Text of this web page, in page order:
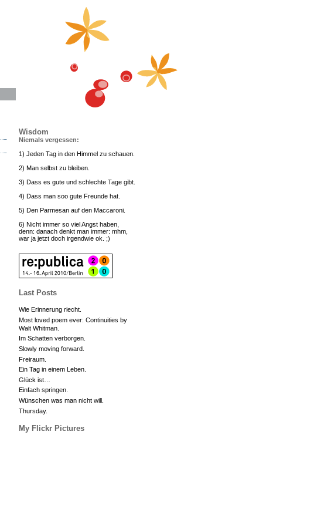
Wisdom
Niemals vergessen:
1) Jeden Tag in den Himmel zu schauen.
2) Man selbst zu bleiben.
3) Dass es gute und schlechte Tage gibt.
4) Dass man soo gute Freunde hat.
5) Den Parmesan auf den Maccaroni.
6) Nicht immer so viel Angst haben,
denn: danach denkt man immer: mhm,
war ja jetzt doch irgendwie ok. ;)
Last Posts
Wie Erinnerung riecht.
Most loved poem ever: Continuities by
Walt Whitman.
Im Schatten verborgen.
Slowly moving forward.
Freiraum.
Ein Tag in einem Leben.
Glück ist…
Einfach springen.
Wünschen was man nicht will.
Thursday.
My Flickr Pictures